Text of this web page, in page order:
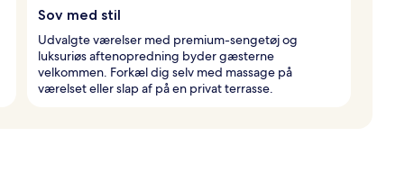
Sov med stil
Udvalgte værelser med premium-sengetøj og
luksuriøs aftenopredning byder gæsterne
velkommen. Forkæl dig selv med massage på
værelset eller slap af på en privat terrasse.